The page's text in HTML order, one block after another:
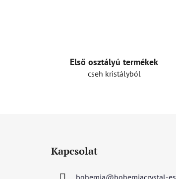
Első osztályú termékek
cseh kristályból
Kapcsolat